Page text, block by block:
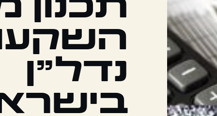
תכנון
נדל"ן